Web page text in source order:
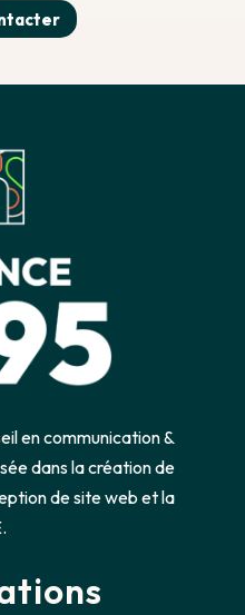
en communication &
dans la création de
de site web et la